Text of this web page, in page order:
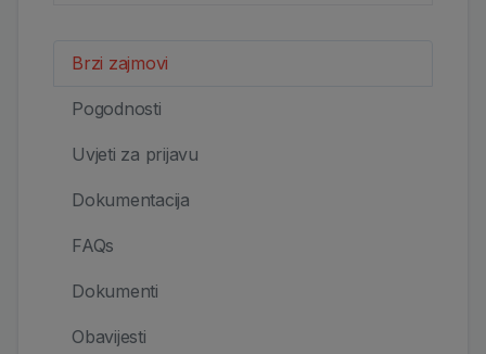
Brzi zajmovi
Pogodnosti
Uvjeti za prijavu
Dokumentacija
FAQs
Dokumenti
Obavijesti